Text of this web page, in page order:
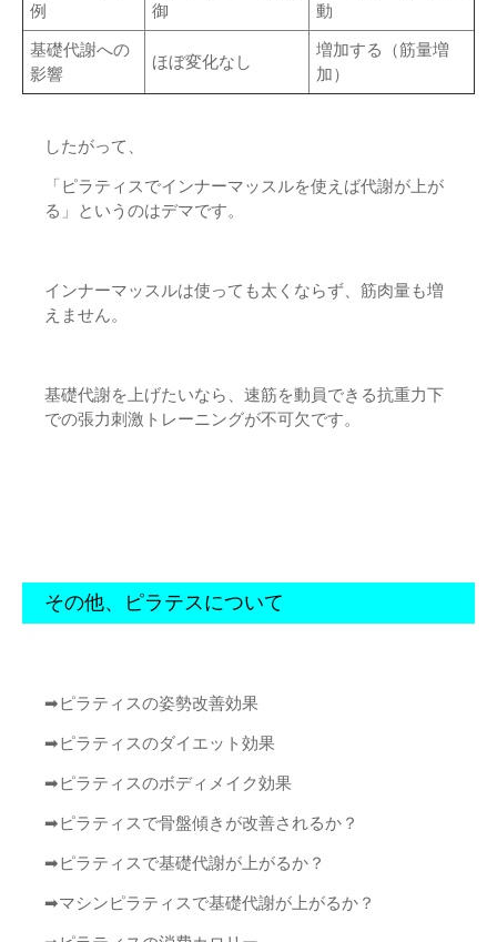
例
御
動
基礎代謝への
影響
ほぼ変化なし
増加する（筋量増
加）
したがって、
「ピラティスでインナーマッスルを使えば代謝が上が
る」というのはデマです。
インナーマッスルは使っても太くならず、筋肉量も増
えません。
基礎代謝を上げたいなら、速筋を動員できる抗重力下
での張力刺激トレーニングが不可欠です。
その他、ピラテスについて
➡︎ピラティスの姿勢改善効果
➡︎ピラティスのダイエット効果
➡︎ピラティスのボディメイク効果
➡︎ピラティスで骨盤傾きが改善されるか？
➡︎ピラティスで基礎代謝が上がるか？
➡︎マシンピラティスで基礎代謝が上がるか？